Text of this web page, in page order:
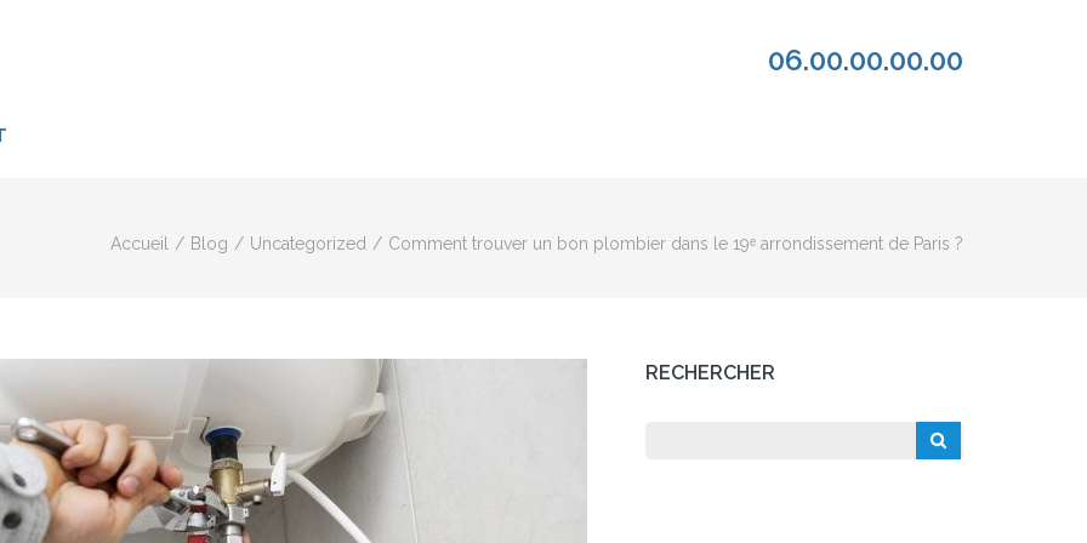
06.00.00.00.00
Accueil / Blog / Uncategorized / Comment trouver un bon plombier dans le 19ᵉ arrondissement de Paris ?
RECHERCHER